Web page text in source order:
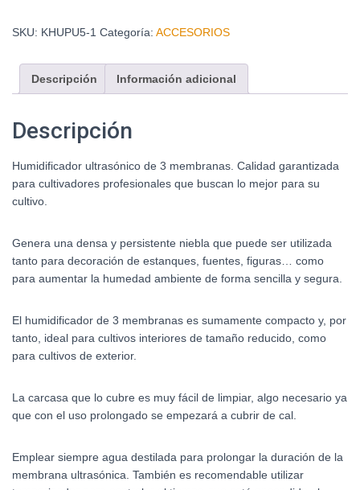
SKU: KHUPU5-1 Categoría: ACCESORIOS
Descripción Información adicional
Descripción
Humidificador ultrasónico de 3 membranas. Calidad garantizada
para cultivadores profesionales que buscan lo mejor para su
cultivo.
Genera una densa y persistente niebla que puede ser utilizada
tanto para decoración de estanques, fuentes, figuras… como
para aumentar la humedad ambiente de forma sencilla y segura.
El humidificador de 3 membranas es sumamente compacto y, por
tanto, ideal para cultivos interiores de tamaño reducido, como
para cultivos de exterior.
La carcasa que lo cubre es muy fácil de limpiar, algo necesario ya
que con el uso prolongado se empezará a cubrir de cal.
Emplear siempre agua destilada para prolongar la duración de la
membrana ultrasónica. También es recomendable utilizar